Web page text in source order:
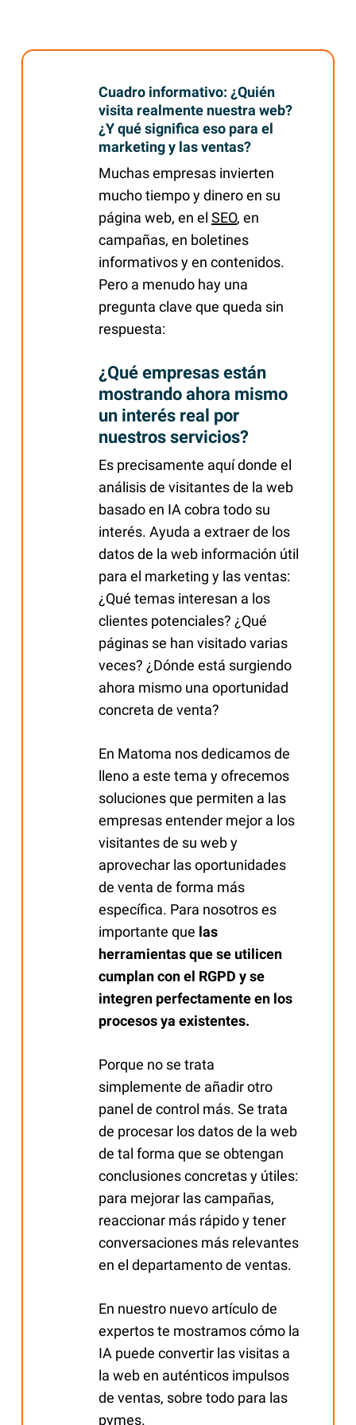
proveedores utilizados, y se integren
implementar este tipo de soluciones de forma
clara y responsable.
Cuadro informativo: ¿Quién
visita realmente nuestra web?
¿Y qué significa eso para el
marketing y las ventas?
Muchas empresas invierten
mucho tiempo y dinero en su
página web, en elSEO, en
campañas, en boletines
informativos y en contenidos.
Pero a menudo hay una
pregunta clave que queda sin
respuesta:
¿Qué empresas están
mostrando ahora mismo
un interés real por
nuestros servicios?
Es precisamente aquí donde el
análisis de visitantes de la web
basado en IA cobra todo su
interés. Ayuda a extraer de los
datos de la web información útil
para el marketing y las ventas:
¿Qué temas interesan a los
clientes potenciales? ¿Qué
páginas se han visitado varias
veces? ¿Dónde está surgiendo
ahora mismo una oportunidad
concreta de venta?
En Matoma nos dedicamos de
lleno a este tema y ofrecemos
soluciones que permiten a las
empresas entender mejor a los
visitantes de su web y
aprovechar las oportunidades
de venta de forma más
específica. Para nosotros es
importante que las
herramientas que se utilicen
cumplan con el RGPD y se
integren perfectamente en los
procesos ya existentes.
Porque no se trata
simplemente de añadir otro
panel de control más. Se trata
de procesar los datos de la web
de tal forma que se obtengan
conclusiones concretas y útiles:
para mejorar las campañas,
reaccionar más rápido y tener
conversaciones más relevantes
en el departamento de ventas.
En nuestro nuevo artículo de
expertos te mostramos cómo la
IA puede convertir las visitas a
la web en auténticos impulsos
de ventas, sobre todo para las
pymes.